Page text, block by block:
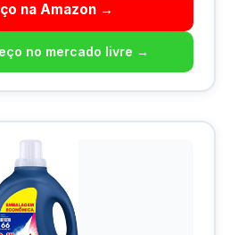
na Amazon →
no mercado livre →